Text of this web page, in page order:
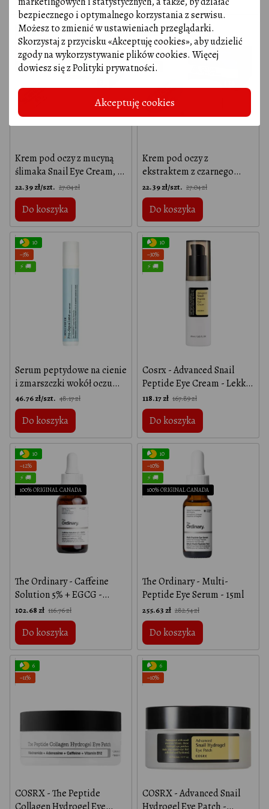
bezpiecznego i optymalnego korzystania z serwisu.
Możesz to zmienić w ustawieniach przeglądarki.
Skorzystaj z przycisku «Akceptuję cookies», aby udzielić
zgody na wykorzystywanie plików cookies. Więcej
dowiesz się zPolityki prywatności.
Akceptuję cookies
10
WYPRZEDAŻ
−17%
⚡ 🚚
Krem pod oczy z mucyną
ślimaka Snail Eye Cream, 10
мл
22.39 zł/szt. 27.04 zł
Do koszyka
10
WYPRZEDAŻ
−17%
⚡ 🚚
Krem pod oczy z
ekstraktem z czarnego
kawioru Caviar Eye Cream,
10 мл
22.39 zł/szt. 27.04 zł
Do koszyka
10
−3%
⚡ 🚚
Serum peptydowe na cienie
i zmarszczki wokół oczu
Serum pod oczy Pro-
SQUALANE Nowa formuła
peptydowa EYESERYL®, 15
мл
46.76 zł/szt. 48.17 zł
Do koszyka
10
−30%
⚡ 🚚
Cosrx - Advanced Snail
Peptide Eye Cream - Lekki
nawilżający i odżywczy
krem pod oczy ze śluzem
ślimaka
118.17 zł 167.89 zł
Do koszyka
10
−12%
⚡ 🚚
100% ORIGINAL CANADA
The Ordinary - Caffeine
Solution 5% + EGCG -
Serum pod oczy z kofeiną i
zieloną herbatą - 30ml
102.68 zł 116.76 zł
Do koszyka
10
−10%
⚡ 🚚
100% ORIGINAL CANADA
The Ordinary - Multi-
Peptide Eye Serum - 15ml
255.63 zł 282.54 zł
Do koszyka
6
−11%
COSRX - The Peptide
6
−10%
COSRX - Advanced Snail